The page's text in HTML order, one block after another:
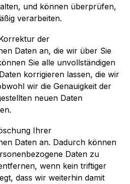
und können überprüfen,
verarbeiten.
der
Daten an, die wir über Sie
Sie alle unvollständigen
korrigieren lassen, die wir
wir die Genauigkeit der
neuen Daten
Ihrer
Daten an. Dadurch können
Daten zu
wenn kein triftiger
dass wir weiterhin damit